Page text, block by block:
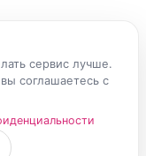
сервис лучше.
соглашаетесь с